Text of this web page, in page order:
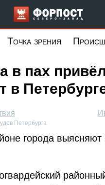
Форпост
Точка зрения
в пах
в
Петербурга
города выясняют